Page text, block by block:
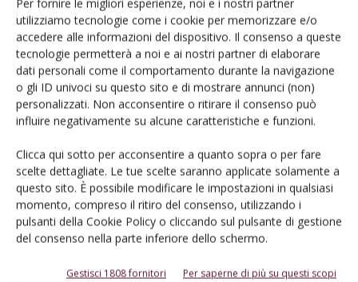
Per fornire le migliori esperienze, noi e i nostri partner
utilizziamo tecnologie come i cookie per memorizzare e/o
accedere alle informazioni del dispositivo. Il consenso a queste
tecnologie permetterà a noi e ai nostri partner di elaborare
dati personali come il comportamento durante la navigazione
o gli ID univoci su questo sito e di mostrare annunci (non)
personalizzati. Non acconsentire o ritirare il consenso può
influire negativamente su alcune caratteristiche e funzioni.
Clicca qui sotto per acconsentire a quanto sopra o per fare
scelte dettagliate. Le tue scelte saranno applicate solamente a
questo sito. È possibile modificare le impostazioni in qualsiasi
momento, compreso il ritiro del consenso, utilizzando i
pulsanti della Cookie Policy o cliccando sul pulsante di gestione
del consenso nella parte inferiore dello schermo.
Gestisci 1808 fornitori Per saperne di più su questi scopi
(omologazione 2002) clone di riferimento per vini di ottima
intensità colorante e struttura; è indicato per il lungo
invecchiamento.
Sangiovese VCR5 (omologazione 1994) per vini ricchi in
antociani, fruttati, di ottima struttura, da medio-lungo
invecchiamento; tannini particolarmente morbidi e rotondi,
VCR23(omologazione 1995) per vini da lungo
invecchiamento, speziati, ricchi in colore;VCR235
(omologazione 2007) per vini con buon contenuto
in antociani, strutturati, speziato-fenolici.
Pinot Nero VCR18(omologazione 1995) per vini di buona